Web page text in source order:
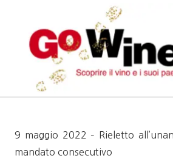
9 maggio 2022 – Rieletto
mandato consecutivo